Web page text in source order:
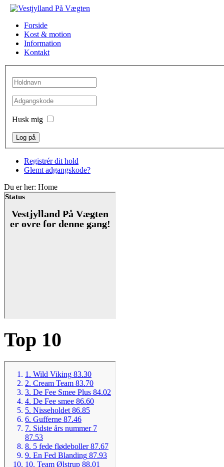
Forside
Kost & motion
Information
Kontakt
Husk mig
Registrér dit hold
Glemt adgangskode?
Du er her: Home
Top 10